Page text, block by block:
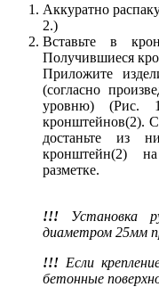
Аккуратно
2.)
Вставьте в
Получившиеся
Приложите
(согласно
уровню) (Рис.
кронштейнов(2).
достаньте из
кронштейн(2)
разметке.
!!! Установка
диаметром 25мм
!!! Если
бетонные